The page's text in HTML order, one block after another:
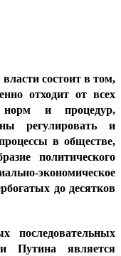
состоит в том,
отходит от всех
норм и процедур,
регулировать и
в обществе,
политического
экономическое
до десятков
последовательных
Путина является